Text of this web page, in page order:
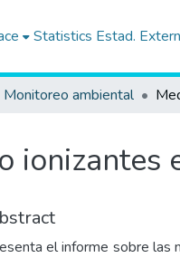
Statistics Estad.
Monitoreo ambiental
el informe sobre las